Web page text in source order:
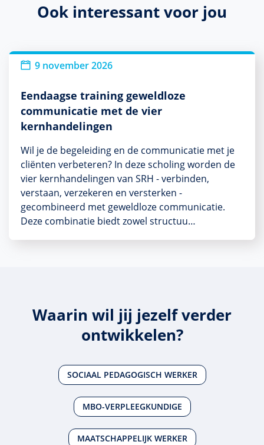
Ook interessant voor jou
9 november 2026
Eendaagse training geweldloze
communicatie met de vier
kernhandelingen
Wil je de begeleiding en de communicatie met je
cliënten verbeteren? In deze scholing worden de
vier kernhandelingen van SRH - verbinden,
verstaan, verzekeren en versterken -
gecombineerd met geweldloze communicatie.
Deze combinatie biedt zowel structuu…
Waarin wil jij jezelf verder
ontwikkelen?
SOCIAAL PEDAGOGISCH WERKER
MBO-VERPLEEGKUNDIGE
MAATSCHAPPELIJK WERKER